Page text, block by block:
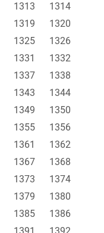
1313
1314
1319
1320
1325
1326
1331
1332
1337
1338
1343
1344
1349
1350
1355
1356
1361
1362
1367
1368
1373
1374
1379
1380
1385
1386